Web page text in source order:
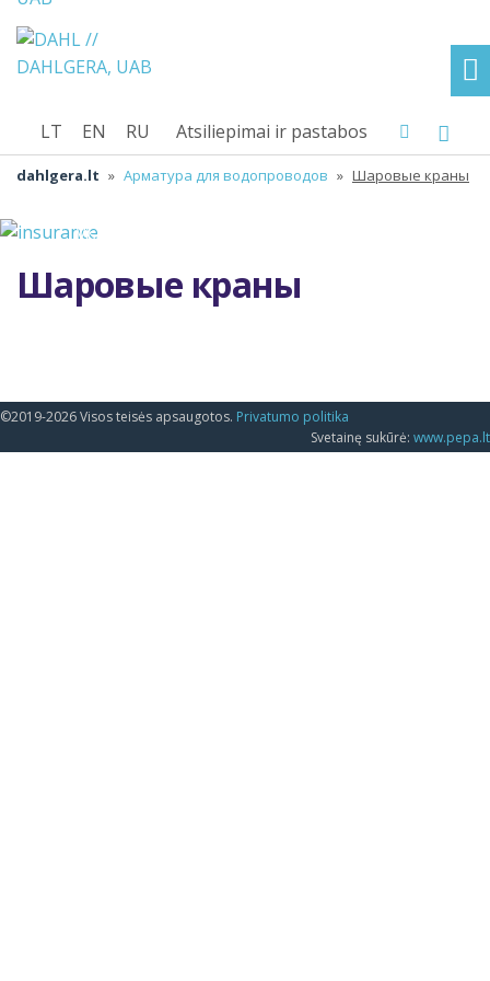
Atsiliepimai ir pastabos
LT EN RU
dahlgera.lt » Арматура для водопроводов » Шаровые краны
Шаровые краны
©2019-2026 Visos teisės apsaugotos. Privatumo politika
Svetainę sukūrė: www.pepa.lt